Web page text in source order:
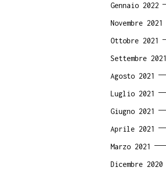
Gennaio 2022
Novembre 2021
Ottobre 2021
Settembre 2021
Agosto 2021
Luglio 2021
Giugno 2021
Aprile 2021
Marzo 2021
Dicembre 2020